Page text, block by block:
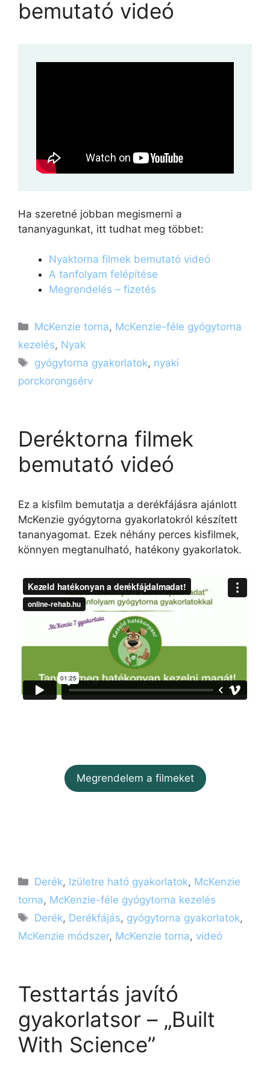
bemutató videó
Ha szeretné jobban megismerni a
tananyagunkat, itt tudhat meg többet:
Nyaktorna filmek bemutató videó
A tanfolyam felépítése
Megrendelés – fizetés
Kategória
McKenzie torna, McKenzie-féle gyógytorna
kezelés, Nyak
Címkék
gyógytorna gyakorlatok, nyaki
porckorongsérv
Deréktorna filmek
bemutató videó
Ez a kisfilm bemutatja a derékfájásra ajánlott
McKenzie gyógytorna gyakorlatokról készített
tananyagomat. Ezek néhány perces kisfilmek,
könnyen megtanulható, hatékony gyakorlatok.
Megrendelem a filmeket
Kategória
Derék, Izületre ható gyakorlatok, McKenzie
torna, McKenzie-féle gyógytorna kezelés
Címkék
Derék, Derékfájás, gyógytorna gyakorlatok,
McKenzie módszer, McKenzie torna, videó
Testtartás javító
gyakorlatsor – „Built
With Science”